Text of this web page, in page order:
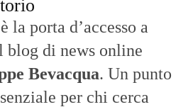
è la porta d’accesso a
blog di news online
Bevacqua. Un punto
per chi cerca